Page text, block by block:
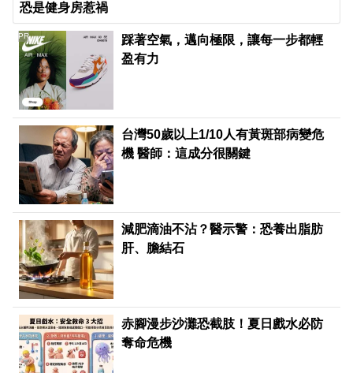
恐是健身房惹禍
踩著空氣，邁向極限，讓每一步都輕
盈有力
PR
台灣50歲以上1/10人有黃斑部病變危
機 醫師：這成分很關鍵
減肥滴油不沾？醫示警：恐養出脂肪
肝、膽結石
赤腳漫步沙灘恐截肢！夏日戲水必防
奪命危機